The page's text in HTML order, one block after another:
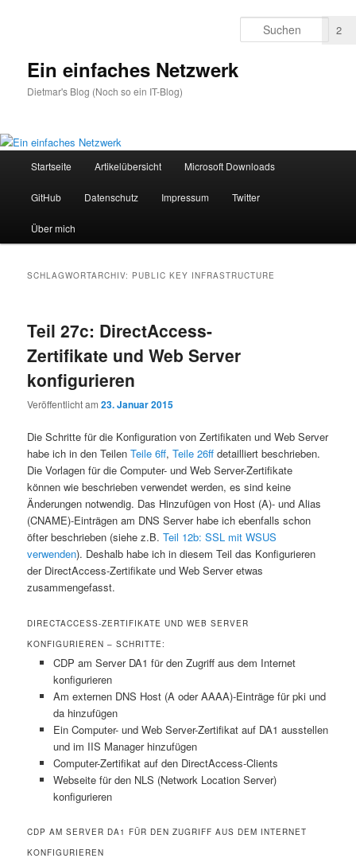
Ein einfaches Netzwerk
Dietmar's Blog (Noch so ein IT-Blog)
Startseite Artikelübersicht Microsoft Downloads
GitHub Datenschutz Impressum Twitter
Über mich
SCHLAGWORTARCHIV: PUBLIC KEY INFRASTRUCTURE
Teil 27c: DirectAccess-
Zertifikate und Web Server
konfigurieren
Veröffentlicht am23. Januar 2015
3
Die Schritte für die Konfiguration von Zertifikaten und Web Server
habe ich in den TeilenTeile 6ff,Teile 26ff detailliert beschrieben.
Die Vorlagen für die Computer- und Web Server-Zertifikate
können wie beschrieben verwendet werden, es sind keine
Änderungen notwendig. Das Hinzufügen von Host (A)- und Alias
(CNAME)-Einträgen am DNS Server habe ich ebenfalls schon
öfter beschrieben (siehe z.B.Teil 12b: SSL mit WSUS
verwenden). Deshalb habe ich in diesem Teil das Konfigurieren
der DirectAccess-Zertifikate und Web Server etwas
zusammengefasst.
DIRECTACCESS-ZERTIFIKATE UND WEB SERVER
KONFIGURIEREN – SCHRITTE:
CDP am Server DA1 für den Zugriff aus dem Internet
konfigurieren
Am externen DNS Host (A oder AAAA)-Einträge für pki und
da hinzufügen
Ein Computer- und Web Server-Zertifikat auf DA1 ausstellen
und im IIS Manager hinzufügen
Computer-Zertifikat auf den DirectAccess-Clients
Webseite für den NLS (Network Location Server)
konfigurieren
CDP AM SERVER DA1 FÜR DEN ZUGRIFF AUS DEM INTERNET
KONFIGURIEREN
2